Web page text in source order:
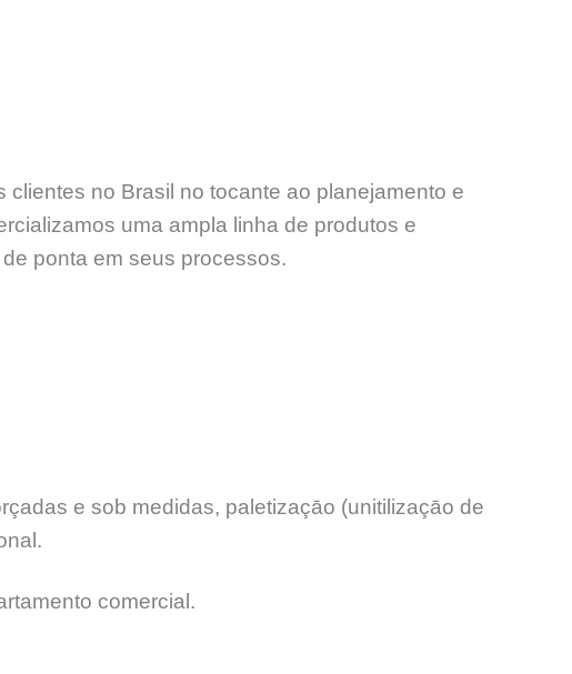
no Brasil no tocante ao planejamento e
uma ampla linha de produtos e
ponta em seus processos.
e sob medidas, paletizaçāo (unitilizaçāo de
comercial.